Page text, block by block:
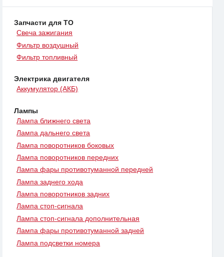
Запчасти для ТО
Свеча зажигания
Фильтр воздушный
Фильтр топливный
Электрика двигателя
Аккумулятор (АКБ)
Лампы
Лампа ближнего света
Лампа дальнего света
Лампа поворотников боковых
Лампа поворотников передних
Лампа фары противотуманной передней
Лампа заднего хода
Лампа поворотников задних
Лампа стоп-сигнала
Лампа стоп-сигнала дополнительная
Лампа фары противотуманной задней
Лампа подсветки номера